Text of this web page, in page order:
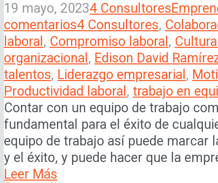
19 mayo, 20234 Consultores
comentarios4 Consultores,
laboral , Compromiso laboral ,
organizacional , Edison David
talentos, Liderazgo empresarial ,
Productividad laboral , trabajo en
Contar con un equipo de trabajo
fundamental para el éxito de
equipo de trabajo así puede marcar
y el éxito, y puede hacer que la
Leer Más